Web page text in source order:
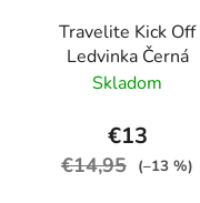
Travelite Kick Off
Ledvinka Černá
Skladom
€13
€14,95 (–13 %)